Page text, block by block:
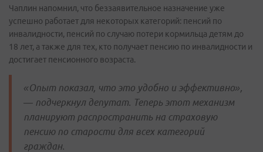
Чаплин напомнил, что беззаявительное назначение уже
успешно работает для некоторых категорий: пенсий по
инвалидности, пенсий по случаю потери кормильца детям до
18 лет, а также для тех, кто получает пенсию по инвалидности и
достигает пенсионного возраста.
«Опыт показал, что это удобно и эффективно»,
— подчеркнул депутат. Теперь этот механизм
планируют распространить на страховую
пенсию по старости для всех категорий
граждан.